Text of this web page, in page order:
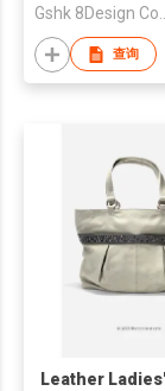
查询
Leather